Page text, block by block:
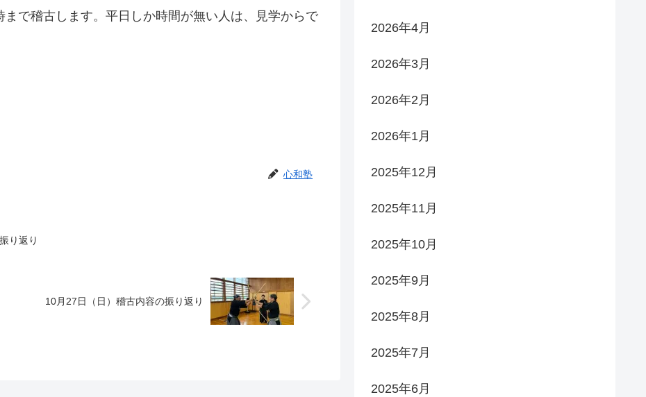
で稽古します。平日しか時間が無い人は、見学からで
心和塾
り返り
10月27日（日）稽古内容の振り返り
2026年4月
2026年3月
2026年2月
2026年1月
2025年12月
2025年11月
2025年10月
2025年9月
2025年8月
2025年7月
2025年6月